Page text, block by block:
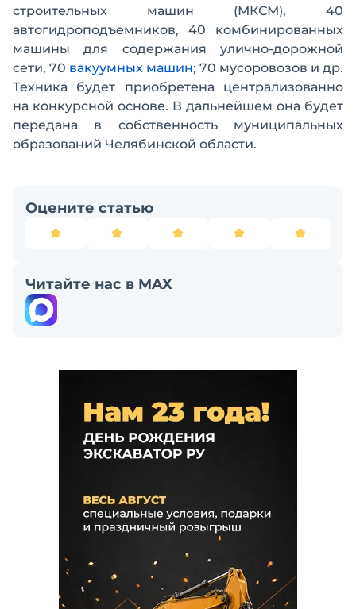
строительных машин (МКСМ), 40
автогидроподъемников, 40 комбинированных
машины для содержания улично-дорожной
сети, 70 вакуумных машин; 70 мусоровозов и др.
Техника будет приобретена централизованно
на конкурсной основе. В дальнейшем она будет
передана в собственность муниципальных
образований Челябинской области.
Оцените статью
Читайте нас в MAX